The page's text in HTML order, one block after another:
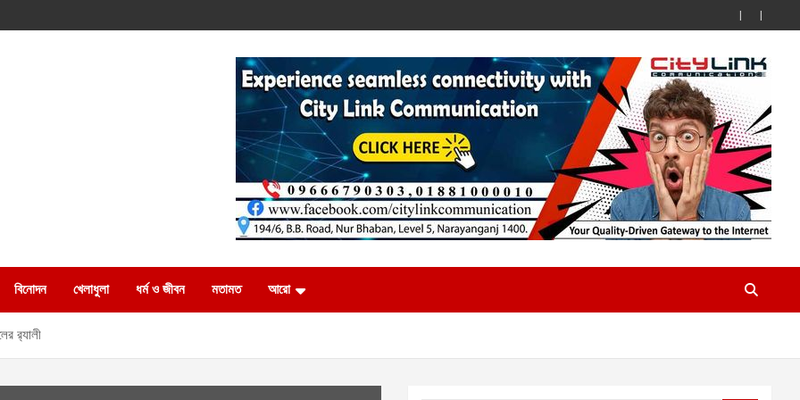
বিনোদন খেলাধুলা ধর্ম ও জীবন মতামত আরো
র‌্যালী